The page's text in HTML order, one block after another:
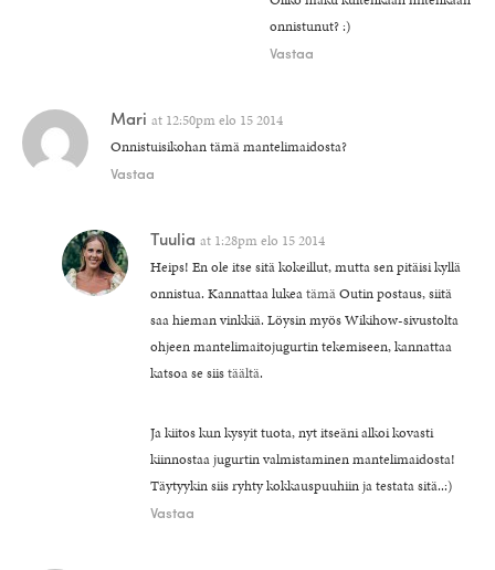
onnistunut? :)
Vastaa
Mari at 12:50pm elo 15 2014
Onnistuisikohan tämä mantelimaidosta?
Vastaa
Tuulia at 1:28pm elo 15 2014
Heips! En ole itse sitä kokeillut, mutta sen pitäisi kyllä
onnistua. Kannattaa lukeatämäOutin postaus, siitä
saa hieman vinkkiä. Löysin myös Wikihow-sivustolta
ohjeen mantelimaitojugurtin tekemiseen, kannattaa
katsoa se siistäältä.
Ja kiitos kun kysyit tuota, nyt itseäni alkoi kovasti
kiinnostaa jugurtin valmistaminen mantelimaidosta!
Täytyykin siis ryhty kokkauspuuhiin ja testata sitä..:)
Vastaa